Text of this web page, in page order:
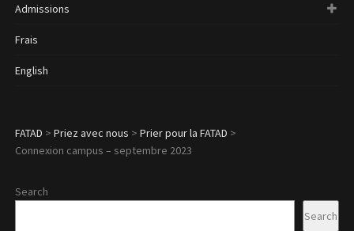
Admissions
Frais
English
FATAD > Priez avec nous > Prier pour la FATAD >
Connexion campus – septembre 2023
Search
Search